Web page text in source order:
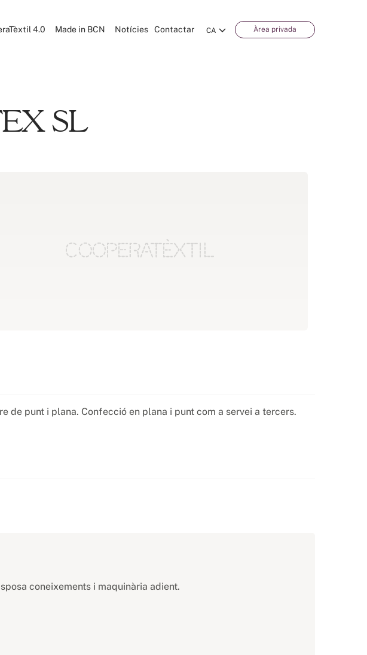
CA Àrea privada
4.0 Made in BCN Notícies Contactar
SL
punt i plana. Confecció en plana i punt com a servei a tercers.
coneixements i maquinària adient.